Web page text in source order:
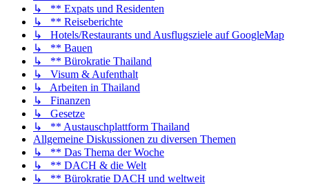
↳ ** Expats und Residenten
↳ ** Reiseberichte
↳ Hotels/Restaurants und Ausflugsziele auf GoogleMap
↳ ** Bauen
↳ ** Bürokratie Thailand
↳ Visum & Aufenthalt
↳ Arbeiten in Thailand
↳ Finanzen
↳ Gesetze
↳ ** Austauschplattform Thailand
Allgemeine Diskussionen zu diversen Themen
↳ ** Das Thema der Woche
↳ ** DACH & die Welt
↳ ** Bürokratie DACH und weltweit